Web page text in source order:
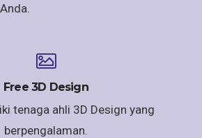
Free 3D Design
tenaga ahli 3D Design yang
berpengalaman.